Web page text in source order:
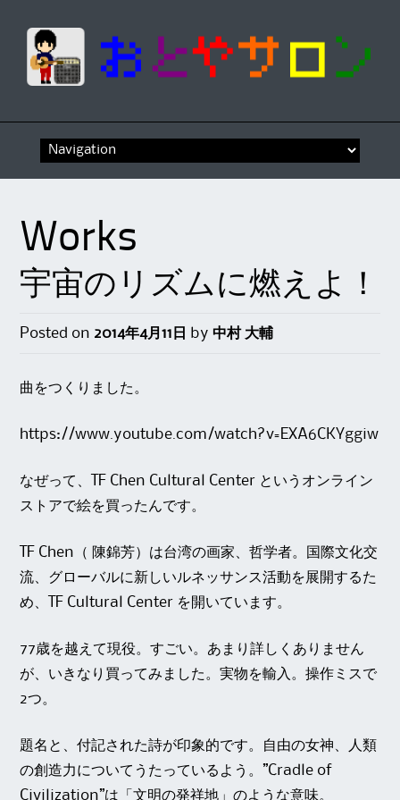
Works
宇宙のリズムに燃えよ！
Posted on 2014年4月11日 by中村 大輔
曲をつくりました。
https://www.youtube.com/watch?v=EXA6CKYggiw
なぜって、TF Chen Cultural Center というオンライン
ストアで絵を買ったんです。
TF Chen（ 陳錦芳）は台湾の画家、哲学者。国際文化交
流、グローバルに新しいルネッサンス活動を展開するた
め、TF Cultural Center を開いています。
77歳を越えて現役。すごい。あまり詳しくありません
が、いきなり買ってみました。実物を輸入。操作ミスで
2つ。
題名と、付記された詩が印象的です。自由の女神、人類
の創造力についてうたっているよう。”Cradle of
Civilization”は「文明の発祥地」のような意味。